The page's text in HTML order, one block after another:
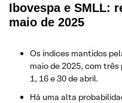
Ibovespa e SMLL:
maio de 2025
Os índices mantidos
maio de 2025, com três
1, 16 e 30 de abril.
Há uma alta